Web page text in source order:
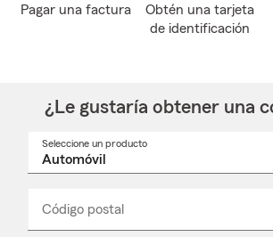
Pagar una factura
Obtén una tarjeta
de identificación
¿Le gustaría obtener una
Seleccione un producto
desplegable
Código postal
_____